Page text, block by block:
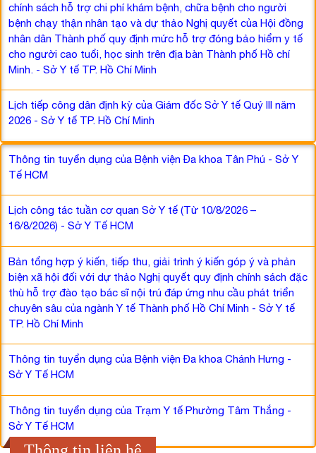
chính sách hỗ trợ chi phí khám bệnh, chữa bệnh cho người
bệnh chạy thận nhân tạo và dự thảo Nghị quyết của Hội đồng
nhân dân Thành phố quy định mức hỗ trợ đóng bảo hiểm y tế
cho người cao tuổi, học sinh trên địa bàn Thành phố Hồ chí
Minh. - Sở Y tế TP. Hồ Chí Minh
Lịch tiếp công dân định kỳ của Giám đốc Sở Y tế Quý III năm
2026 - Sở Y tế TP. Hồ Chí Minh
Thông tin tuyển dụng của Bệnh viện Đa khoa Tân Phú - Sở Y
Tế HCM
Lịch công tác tuần cơ quan Sở Y tế (Từ 10/8/2026 –
16/8/2026) - Sở Y Tế HCM
Bản tổng hợp ý kiến, tiếp thu, giải trình ý kiến góp ý và phản
biện xã hội đối với dự thảo Nghị quyết quy định chính sách đặc
thù hỗ trợ đào tạo bác sĩ nội trú đáp ứng nhu cầu phát triển
chuyên sâu của ngành Y tế Thành phố Hồ Chí Minh - Sở Y tế
TP. Hồ Chí Minh
Thông tin tuyển dụng của Bệnh viện Đa khoa Chánh Hưng -
Sở Y Tế HCM
Thông tin tuyển dụng của Trạm Y tế Phường Tâm Thắng -
Sở Y Tế HCM